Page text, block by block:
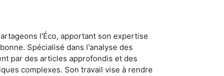
l'Éco, apportant son expertise
Spécialisé dans l'analyse des
par des articles approfondis et des
complexes. Son travail vise à rendre